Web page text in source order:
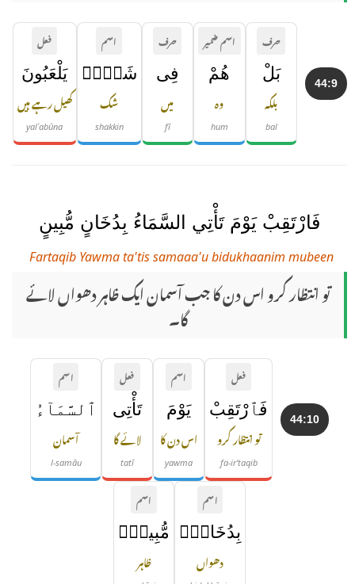
44:9
حرف
بَلْ
بلکہ
bal
اسم ضمیر
هُمْ
وہ
hum
حرف
فِى
میں
fī
اسم
شَكٍّۢ
شک
shakkin
فعل
يَلْعَبُونَ
کھیل رہے ہیں
yalʿabūna
فَارْتَقِبْ يَوْمَ تَأْتِي السَّمَاءُ بِدُخَانٍ مُّبِينٍ
Fartaqib Yawma ta'tis samaaa'u bidukhaanim mubeen
تو انتظار کرو اس دن کا جب آسمان ایک ظاہر دھواں لائے
گا۔
44:10
فعل
فَٱرْتَقِبْ
تو انتظار کرو
fa-ir'taqib
اسم
يَوْمَ
اس دن کا
yawma
فعل
تَأْتِى
لائے گا
tatī
اسم
ٱلسَّمَآءُ
آسمان
l-samāu
اسم
بِدُخَانٍۢ
دھواں
اسم
مُّبِينٍۢ
ظاہر